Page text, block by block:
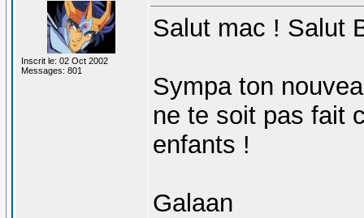
Inscrit le: 02 Oct 2002
Messages: 801
Salut mac ! Salut
Sympa ton
ne te soit pas fait
enfants !
Galaan